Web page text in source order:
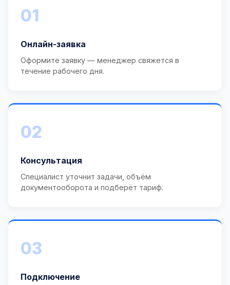
01
Онлайн-заявка
Оформите заявку — менеджер свяжется в
течение рабочего дня.
02
Консультация
Специалист уточнит задачи, объём
документооборота и подберёт тариф.
03
Подключение